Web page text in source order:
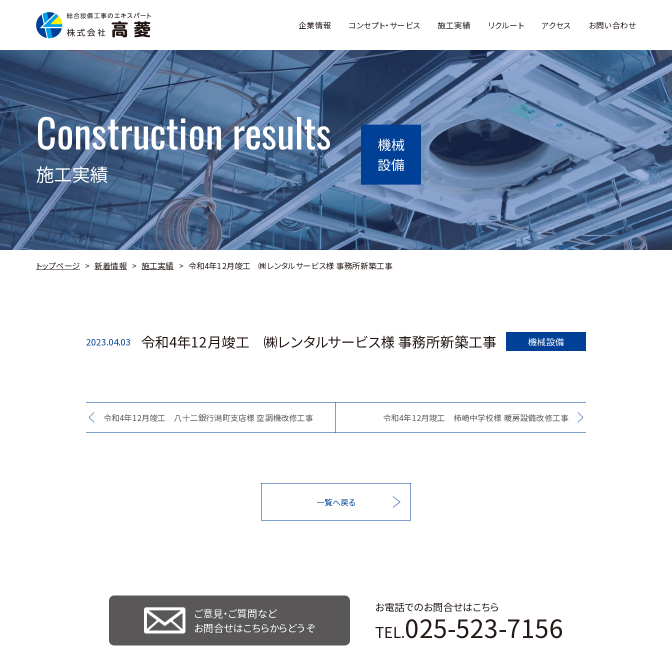
企業情報 コンセプト・サービス 施工実績 リクルート アクセス お問い合わせ
Construction results
施工実績
機械
設備
トップページ 新着情報 施工実績 令和4年12月竣工 ㈱レンタルサービス様 事務所新築工事
2023.04.03 令和4年12月竣工 ㈱レンタルサービス様 事務所新築工事 機械設備
令和4年12月竣工 八十二銀行潟町支店様 空調機改修工事 令和4年12月竣工 柿崎中学校様 暖房設備改修工事
一覧へ戻る
ご意見・ご質問など
お問合せはこちらからどうぞ
お電話でのお問合せはこちら
TEL.025-523-7156